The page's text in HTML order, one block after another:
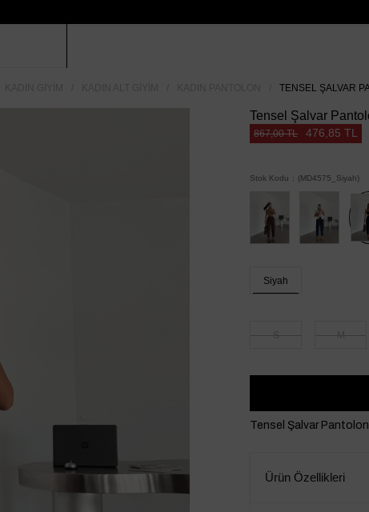
TENSEL ŞALVAR
Tensel Şalvar
867,00 TL 476,85 TL
Stok Kodu (MD4575_Siyah)
Siyah
Tensel Şalvar Pantolon
Ürün Özellikleri